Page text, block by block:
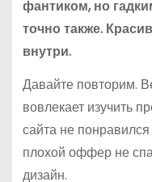
фантиком, но
точно также.
внутри.
Давайте повторим.
вовлекает изучить
сайта не
плохой оффер не
дизайн.